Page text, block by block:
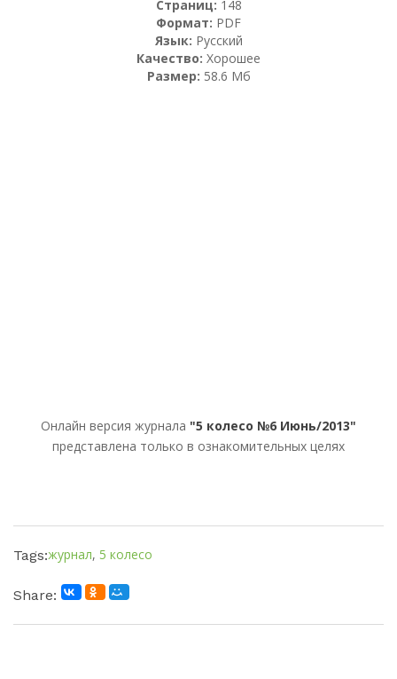
Страниц: 148
Формат: PDF
Язык: Русский
Качество: Хорошее
Размер: 58.6 Мб
Онлайн версия журнала "5 колесо №6 Июнь/2013"
представлена только в ознакомительных целях
Tags:журнал, 5 колесо
Share: